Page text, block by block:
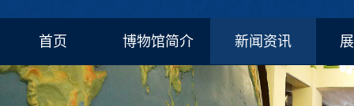
首页 博物馆简介 新闻资讯